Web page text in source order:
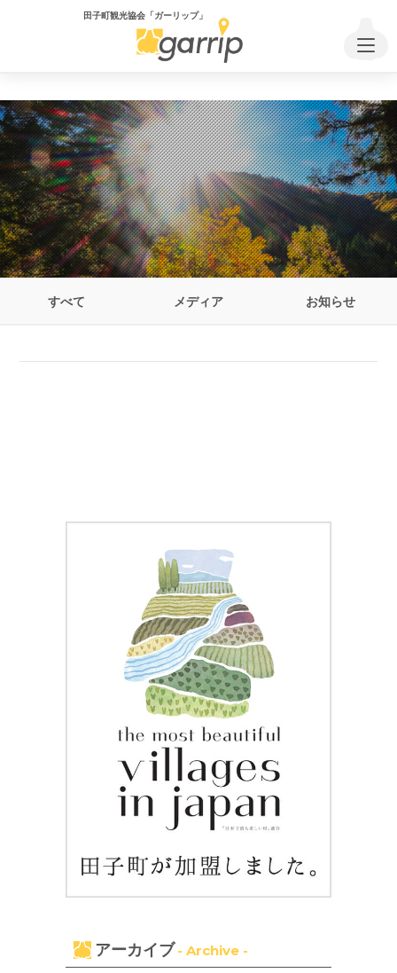
: Attempt to read property "post_parent" on null in
o.com/public_html/wp-content/themes/garrip2_0_1/header.php
田子町観光協会「ガーリップ」
すべて メディア お知らせ
アーカイブ - Archive -